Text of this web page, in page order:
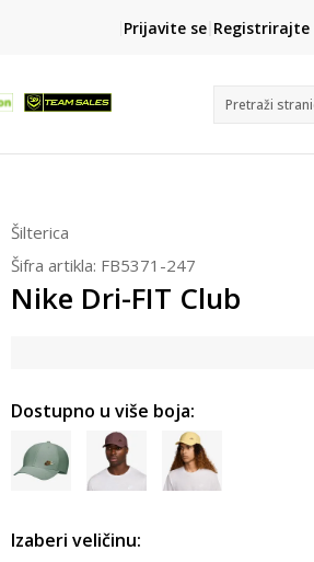
CLICK&
besplatno
Prijavite se Registrirajte
Pretraži
Šilterica
Šifra artikla: FB5371-247
Nike Dri-FIT Club
Dostupno u više boja:
Izaberi veličinu: